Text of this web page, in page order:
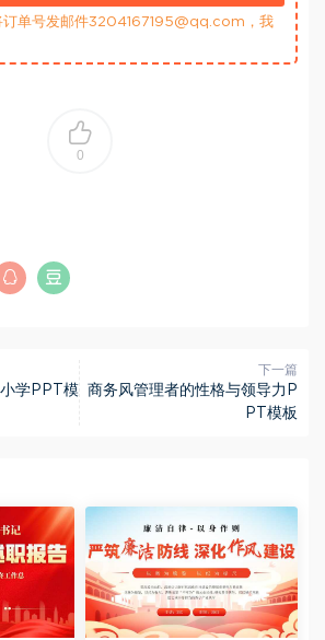
订单号发邮件3204167195@qq.com，我
0
学PPT模
下一篇
商务风管理者的性格与领导力P
PT模板